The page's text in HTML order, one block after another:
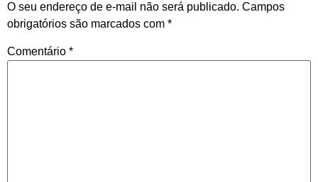
O seu endereço de e-mail não será publicado. Campos
obrigatórios são marcados com *
Comentário *